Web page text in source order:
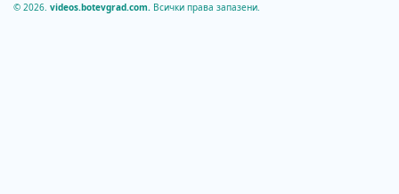
© 2026. videos.botevgrad.com. Всички права запазени.